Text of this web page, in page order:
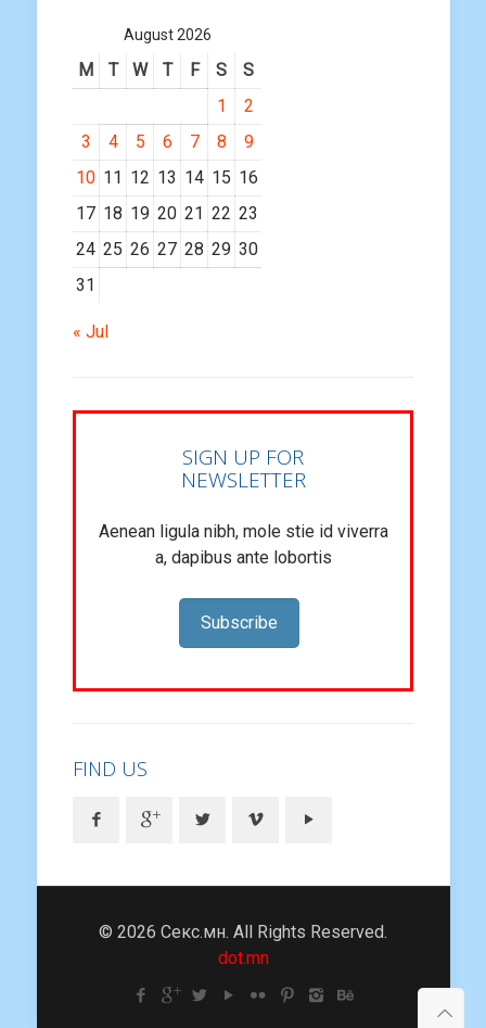
August 2026
M T W T F S
S
1
2
3
4 5 6 7 8
9
10 11 12 13 14 15 16
17 18 19 20 21 22 23
24 25 26 27 28 29 30
31
« Jul
SIGN UP FOR
NEWSLETTER
Aenean ligula nibh, mole stie id viverra
a, dapibus ante lobortis
Subscribe
FIND US
© 2026 Секс.мн. All Rights Reserved.
dot.mn